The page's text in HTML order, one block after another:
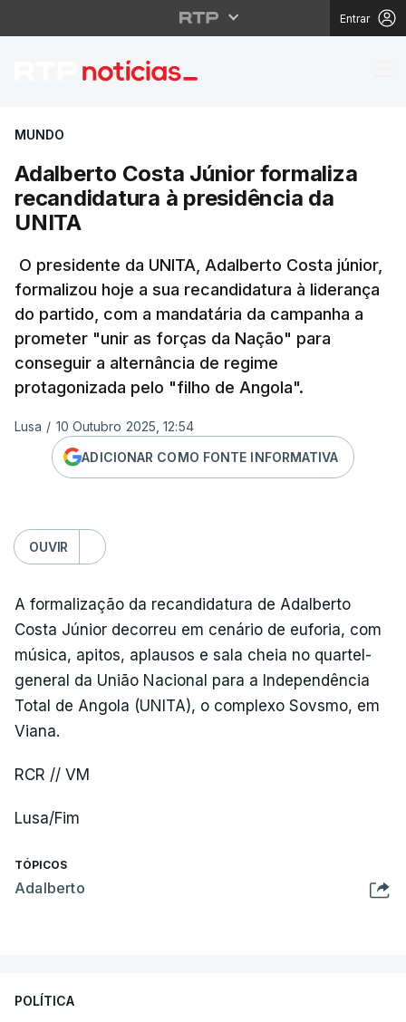
Entrar
Adalberto Costa
MUNDO
Adalberto Costa Júnior formaliza
recandidatura à presidência da
UNITA
O presidente da UNITA, Adalberto Costa júnior,
formalizou hoje a sua recandidatura à liderança
do partido, com a mandatária da campanha a
prometer "unir as forças da Nação" para
conseguir a alternância de regime
protagonizada pelo "filho de Angola".
Lusa / 10 Outubro 2025, 12:54
ADICIONAR COMO FONTE INFORMATIVA
OUVIR
A formalização da recandidatura de Adalberto
Costa Júnior decorreu em cenário de euforia, com
música, apitos, aplausos e sala cheia no quartel-
general da União Nacional para a Independência
Total de Angola (UNITA), o complexo Sovsmo, em
Viana.
RCR // VM
Lusa/Fim
TÓPICOS
Adalberto
POLÍTICA